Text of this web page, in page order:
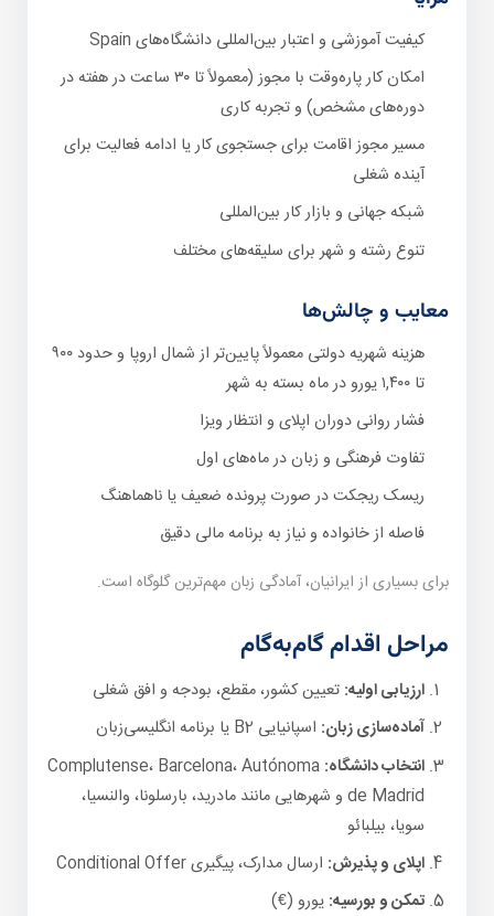
کیفیت آموزشی و اعتبار بین‌المللی دانشگاه‌های Spain
امکان کار پاره‌وقت با مجوز (معمولاً تا ۳۰ ساعت در هفته در
دوره‌های مشخص) و تجربه کاری
مسیر مجوز اقامت برای جستجوی کار یا ادامه فعالیت برای
آینده شغلی
شبکه جهانی و بازار کار بین‌المللی
تنوع رشته و شهر برای سلیقه‌های مختلف
معایب و چالش‌ها
هزینه شهریه دولتی معمولاً پایین‌تر از شمال اروپا و حدود ۹۰۰
تا ۱,۴۰۰ یورو در ماه بسته به شهر
فشار روانی دوران اپلای و انتظار ویزا
تفاوت فرهنگی و زبان در ماه‌های اول
ریسک ریجکت در صورت پرونده ضعیف یا ناهماهنگ
فاصله از خانواده و نیاز به برنامه مالی دقیق
برای بسیاری از ایرانیان، آمادگی زبان مهم‌ترین گلوگاه است.
مراحل اقدام گام‌به‌گام
ارزیابی اولیه: تعیین کشور، مقطع، بودجه و افق شغلی
آماده‌سازی زبان: اسپانیایی B2 یا برنامه انگلیسی‌زبان
انتخاب دانشگاه: Complutense، Barcelona، Autónoma
de Madrid و شهرهایی مانند مادرید، بارسلونا، والنسیا،
سویا، بیلبائو
اپلای و پذیرش: ارسال مدارک، پیگیری Conditional Offer
تمکن و بورسیه: یورو (€)